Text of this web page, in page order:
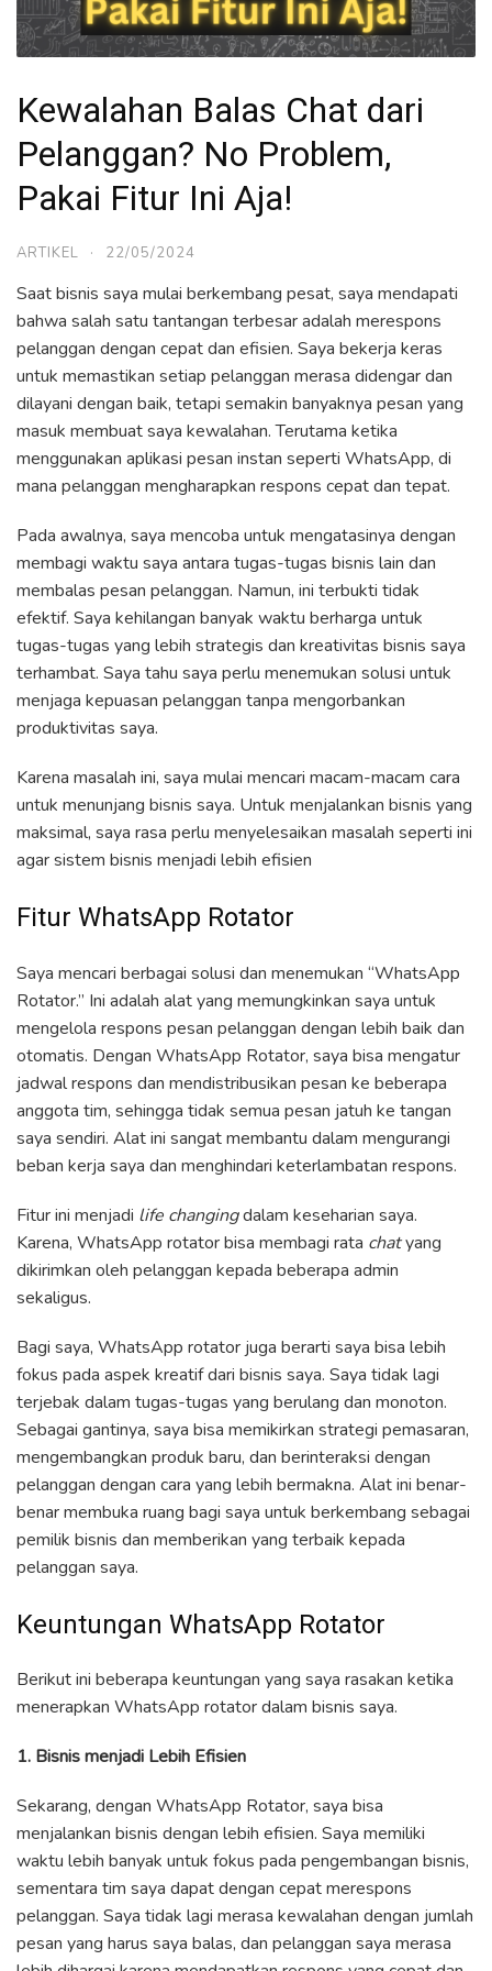
Kewalahan Balas Chat dari
Pelanggan? No Problem,
Pakai Fitur Ini Aja!
ARTIKEL · 22/05/2024
Saat bisnis saya mulai berkembang pesat, saya mendapati
bahwa salah satu tantangan terbesar adalah merespons
pelanggan dengan cepat dan efisien. Saya bekerja keras
untuk memastikan setiap pelanggan merasa didengar dan
dilayani dengan baik, tetapi semakin banyaknya pesan yang
masuk membuat saya kewalahan. Terutama ketika
menggunakan aplikasi pesan instan seperti WhatsApp, di
mana pelanggan mengharapkan respons cepat dan tepat.
Pada awalnya, saya mencoba untuk mengatasinya dengan
membagi waktu saya antara tugas-tugas bisnis lain dan
membalas pesan pelanggan. Namun, ini terbukti tidak
efektif. Saya kehilangan banyak waktu berharga untuk
tugas-tugas yang lebih strategis dan kreativitas bisnis saya
terhambat. Saya tahu saya perlu menemukan solusi untuk
menjaga kepuasan pelanggan tanpa mengorbankan
produktivitas saya.
Karena masalah ini, saya mulai mencari macam-macam cara
untuk menunjang bisnis saya. Untuk menjalankan bisnis yang
maksimal, saya rasa perlu menyelesaikan masalah seperti ini
agar sistem bisnis menjadi lebih efisien
Fitur WhatsApp Rotator
Saya mencari berbagai solusi dan menemukan “WhatsApp
Rotator.” Ini adalah alat yang memungkinkan saya untuk
mengelola respons pesan pelanggan dengan lebih baik dan
otomatis. Dengan WhatsApp Rotator, saya bisa mengatur
jadwal respons dan mendistribusikan pesan ke beberapa
anggota tim, sehingga tidak semua pesan jatuh ke tangan
saya sendiri. Alat ini sangat membantu dalam mengurangi
beban kerja saya dan menghindari keterlambatan respons.
Fitur ini menjadi life changingdalam keseharian saya.
Karena, WhatsApp rotator bisa membagi rata chatyang
dikirimkan oleh pelanggan kepada beberapa admin
sekaligus.
Bagi saya, WhatsApp rotator juga berarti saya bisa lebih
fokus pada aspek kreatif dari bisnis saya. Saya tidak lagi
terjebak dalam tugas-tugas yang berulang dan monoton.
Sebagai gantinya, saya bisa memikirkan strategi pemasaran,
mengembangkan produk baru, dan berinteraksi dengan
pelanggan dengan cara yang lebih bermakna. Alat ini benar-
benar membuka ruang bagi saya untuk berkembang sebagai
pemilik bisnis dan memberikan yang terbaik kepada
pelanggan saya.
Keuntungan WhatsApp Rotator
Berikut ini beberapa keuntungan yang saya rasakan ketika
menerapkan WhatsApp rotator dalam bisnis saya.
1. Bisnis menjadi Lebih Efisien
Sekarang, dengan WhatsApp Rotator, saya bisa
menjalankan bisnis dengan lebih efisien. Saya memiliki
waktu lebih banyak untuk fokus pada pengembangan bisnis,
sementara tim saya dapat dengan cepat merespons
pelanggan. Saya tidak lagi merasa kewalahan dengan jumlah
pesan yang harus saya balas, dan pelanggan saya merasa